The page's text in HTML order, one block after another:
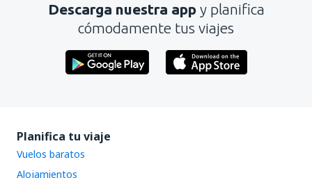
Enviar
Descarga nuestra app y planifica
cómodamente tus viajes
Planifica tu viaje
Vuelos baratos
Alojamientos